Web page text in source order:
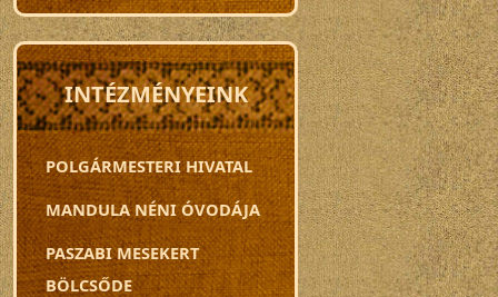
INTÉZMÉNYEINK
POLGÁRMESTERI HIVATAL
MANDULA NÉNI ÓVODÁJA
PASZABI MESEKERT
BÖLCSŐDE